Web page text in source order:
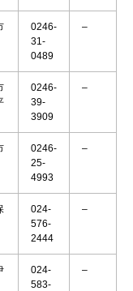
0246-
31-
0489
–
0246-
39-
3909
–
0246-
25-
4993
–
024-
576-
2444
–
024-
583-
–